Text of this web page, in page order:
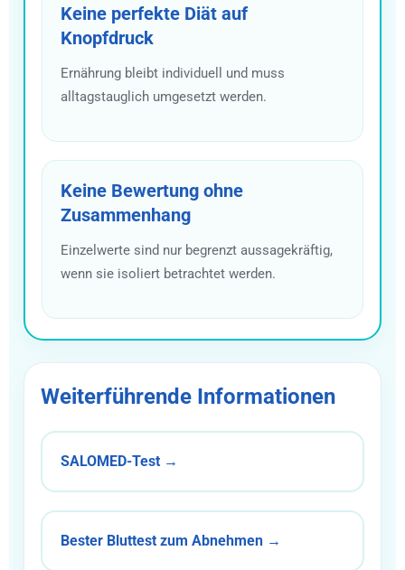
Keine perfekte Diät auf
Knopfdruck
Ernährung bleibt individuell und muss
alltagstauglich umgesetzt werden.
Keine Bewertung ohne
Zusammenhang
Einzelwerte sind nur begrenzt aussagekräftig,
wenn sie isoliert betrachtet werden.
Weiterführende Informationen
SALOMED-Test →
Bester Bluttest zum Abnehmen →